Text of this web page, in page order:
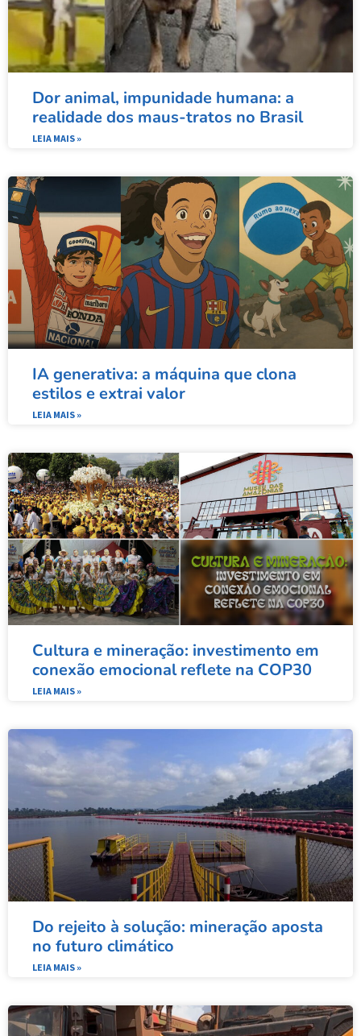
Dor animal, impunidade humana: a
realidade dos maus-tratos no Brasil
LEIA MAIS »
IA generativa: a máquina que clona
estilos e extrai valor
LEIA MAIS »
Cultura e mineração: investimento em
conexão emocional reflete na COP30
LEIA MAIS »
Do rejeito à solução: mineração aposta
no futuro climático
LEIA MAIS »